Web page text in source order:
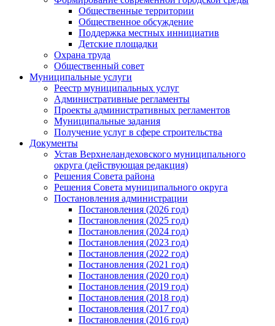
Общественные территории
Общественное обсуждение
Поддержка местных иннициатив
Детские площадки
Охрана труда
Общественный совет
Муниципальные услуги
Реестр муниципальных услуг
Административные регламенты
Проекты административных регламентов
Муниципальные задания
Получение услуг в сфере строительства
Документы
Устав Верхнеландеховского муниципального
округа (действующая редакция)
Решения Совета района
Решения Совета муниципального округа
Постановления администрации
Постановления (2026 год)
Постановления (2025 год)
Постановления (2024 год)
Постановления (2023 год)
Постановления (2022 год)
Постановления (2021 год)
Постановления (2020 год)
Постановления (2019 год)
Постановления (2018 год)
Постановления (2017 год)
Постановления (2016 год)